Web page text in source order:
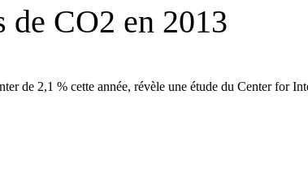
CO2 en 2013
de 2,1 % cette année, révèle une étude du Center for